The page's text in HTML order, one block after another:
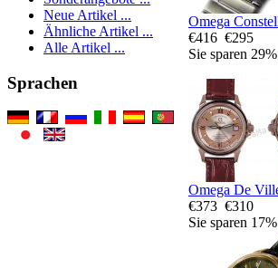
Neue Artikel ...
Ähnliche Artikel ...
Alle Artikel ...
Sprachen
Omega
€416 €295
Sie sparen
Omega De
€373 €310
Sie sparen